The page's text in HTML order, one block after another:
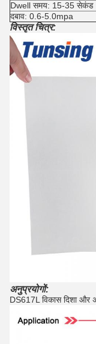
Dwell समय: 15-35 सेकंड
दबाव: 0.6-5.0mpa
विस्तृत चित्र:
अनुप्रयोगों:
DS617L विकास दिशा और